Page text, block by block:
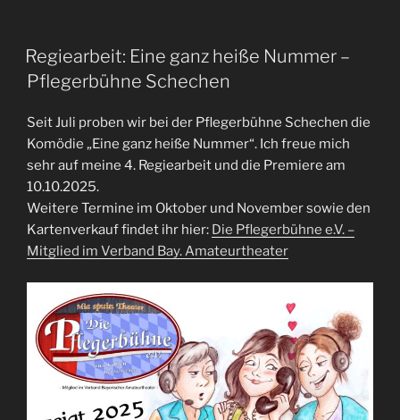
Regiearbeit: Eine ganz heiße Nummer –
Pflegerbühne Schechen
Seit Juli proben wir bei der Pflegerbühne Schechen die
Komödie „Eine ganz heiße Nummer“. Ich freue mich
sehr auf meine 4. Regiearbeit und die Premiere am
10.10.2025.
Weitere Termine im Oktober und November sowie den
Kartenverkauf findet ihr hier: Die Pflegerbühne e.V. –
Mitglied im Verband Bay. Amateurtheater